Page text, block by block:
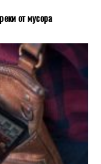
от мусора